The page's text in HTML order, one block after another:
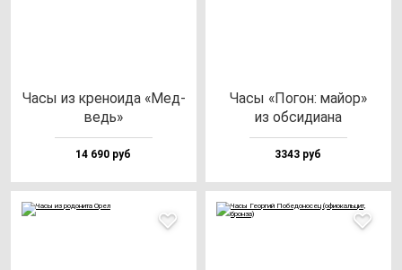
Часы из кре­но­ида «Мед­
ведь»
14 690 руб
Часы «Погон: май­ор»
из об­си­ди­ана
3343 руб